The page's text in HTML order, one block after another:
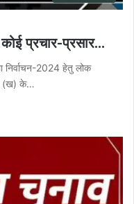
प्रचार-प्रसार…
निर्वाचन-2024 हेतु लोक
(ख) के…